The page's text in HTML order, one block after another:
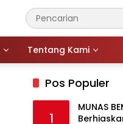
Tentang Kami
Pos Populer
1
MUNAS